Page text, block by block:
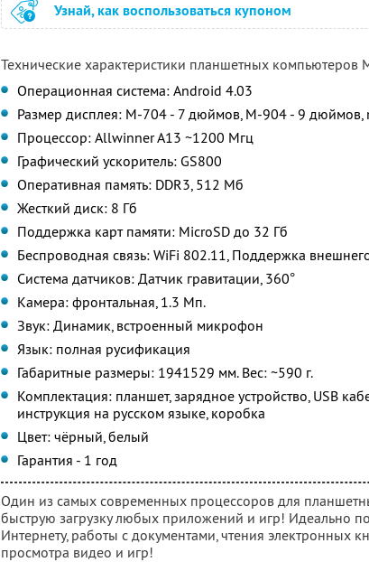
Узнай, как воспользоваться купоном
Технические характеристики планшетных компьютеров
Операционная система: Android 4.03
Размер дисплея: M-704 - 7 дюймов, M-904 - 9
Процессор: Allwinner A13 ~1200 Мгц
Графический ускоритель: GS800
Оперативная память: DDR3, 512 Мб
Жесткий диск: 8 Гб
Поддержка карт памяти: MicroSD до 32 Гб
Беспроводная связь: WiFi 802.11, Поддержка
Система датчиков: Датчик гравитации, 360°
Камера: фронтальная, 1.3 Мп.
Звук: Динамик, встроенный микрофон
Язык: полная русификация
Габаритные размеры: 1941529 мм. Вес: ~590 г.
Комплектация: планшет, зарядное устройство, USB
инструкция на русском языке, коробка
Цвет: чёрный, белый
Гарантия - 1 год
Один из самых современных процессоров для
быструю загрузку любых приложений и игр! Идеально
Интернету, работы с документами, чтения электронных
просмотра видео и игр!